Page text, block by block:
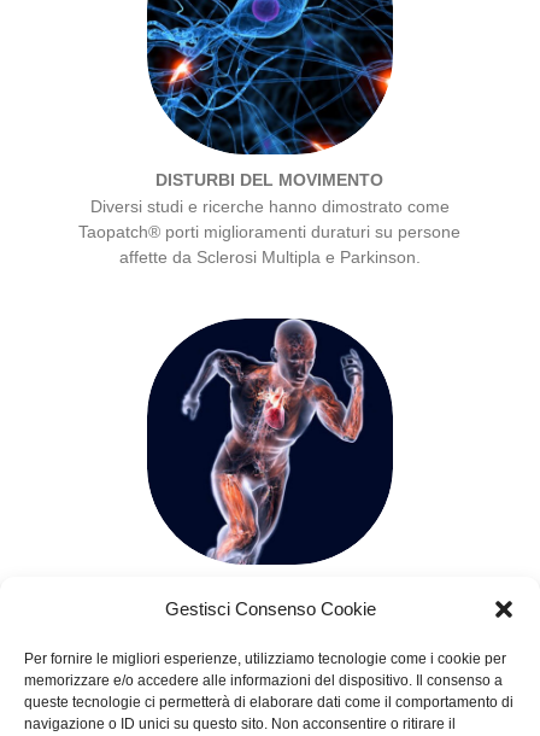
Gestisci Consenso Cookie
Per fornire le migliori esperienze, utilizziamo tecnologie come i cookie per
memorizzare e/o accedere alle informazioni del dispositivo. Il consenso a
queste tecnologie ci permetterà di elaborare dati come il comportamento di
navigazione o ID unici su questo sito. Non acconsentire o ritirare il
DISTURBI DEL MOVIMENTO
Diversi studi e ricerche hanno dimostrato come
Taopatch® porti miglioramenti duraturi su persone
affette da Sclerosi Multipla e Parkinson.
Certificato anti-doping, Taopatch® può essere un
migliorare la performance, il riposo e i tempi di
recupero.